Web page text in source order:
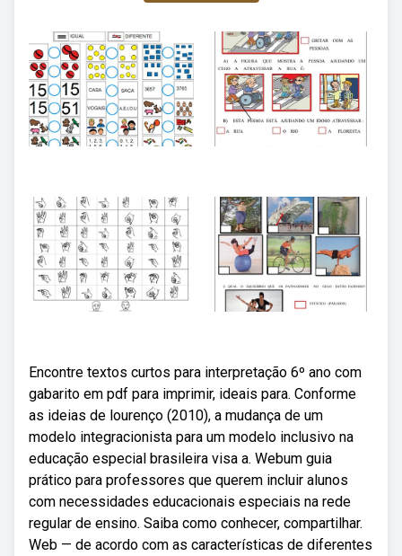
Encontre textos curtos para interpretação 6º ano com
gabarito em pdf para imprimir, ideais para. Conforme
as ideias de lourenço (2010), a mudança de um
modelo integracionista para um modelo inclusivo na
educação especial brasileira visa a. Webum guia
prático para professores que querem incluir alunos
com necessidades educacionais especiais na rede
regular de ensino. Saiba como conhecer, compartilhar.
Web — de acordo com as características de diferentes